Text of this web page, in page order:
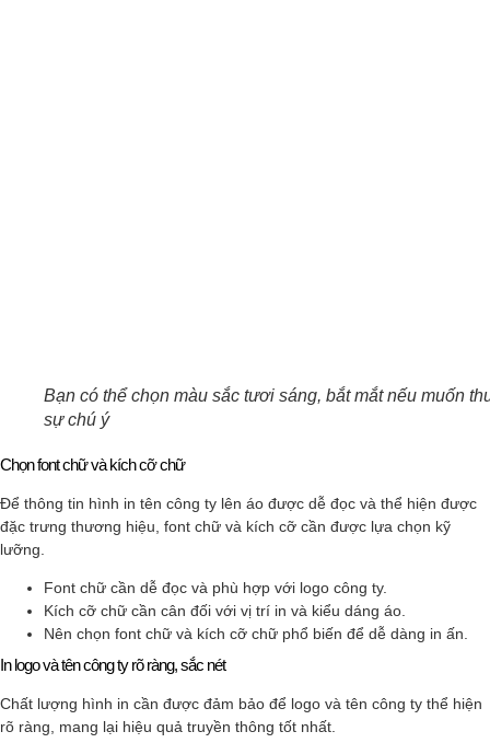
Bạn có thể chọn màu sắc tươi sáng, bắt mắt nếu muốn
sự chú ý
Chọn font chữ và kích cỡ chữ
Để thông tin hình in tên công ty lên áo được dễ đọc và thể hiện được
đặc trưng thương hiệu, font chữ và kích cỡ cần được lựa chọn kỹ
lưỡng.
Font chữ cần dễ đọc và phù hợp với logo công ty.
Kích cỡ chữ cần cân đối với vị trí in và kiểu dáng áo.
Nên chọn font chữ và kích cỡ chữ phổ biến để dễ dàng in ấn.
In logo và tên công ty rõ ràng, sắc nét
Chất lượng hình in cần được đảm bảo để logo và tên công ty thể hiện
rõ ràng, mang lại hiệu quả truyền thông tốt nhất.